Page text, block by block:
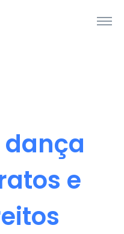
dança
e